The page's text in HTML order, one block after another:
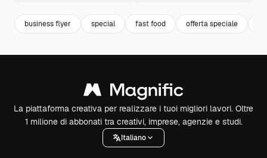
business flyer special fast food offerta speciale
La piattaforma creativa per realizzare i tuoi migliori lavori. Oltre
1 milione di abbonati tra creativi, imprese, agenzie e studi.
Italiano